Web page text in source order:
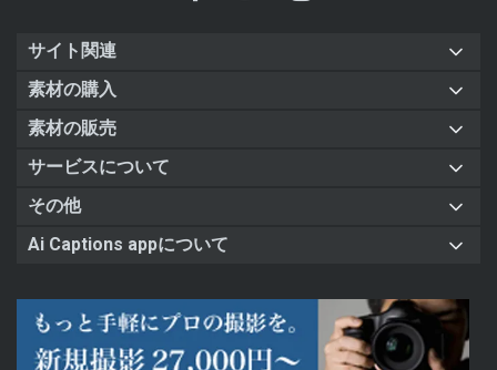
サイト関連
素材の購入
素材の販売
サービスについて
その他
Ai Captions appについて